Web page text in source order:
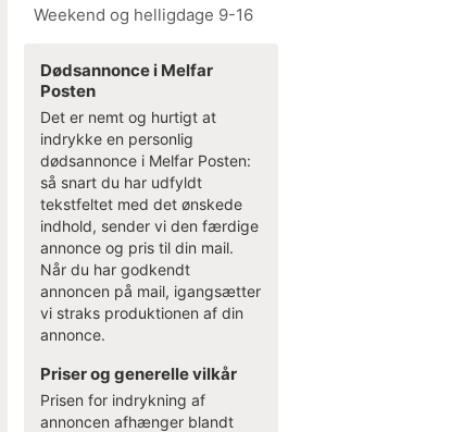
Weekend og helligdage 9-16
Dødsannonce i Melfar
Posten
Det er nemt og hurtigt at
indrykke en personlig
dødsannonce i Melfar Posten:
så snart du har udfyldt
tekstfeltet med det ønskede
indhold, sender vi den færdige
annonce og pris til din mail.
Når du har godkendt
annoncen på mail, igangsætter
vi straks produktionen af din
annonce.
Priser og generelle vilkår
Prisen for indrykning af
annoncen afhænger blandt